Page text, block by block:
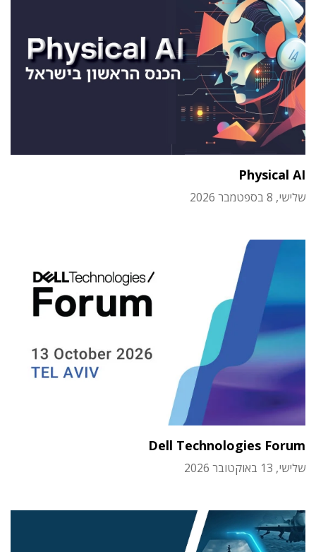
Physical AI
שלישי, 8 בספטמבר 2026
Dell Technologies Forum
שלישי, 13 באוקטובר 2026